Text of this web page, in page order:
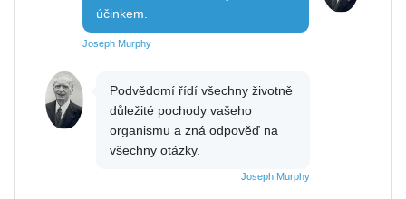
účinkem.
Joseph Murphy
Podvědomí řídí všechny životně
důležité pochody vašeho
organismu a zná odpověď na
všechny otázky.
Joseph Murphy